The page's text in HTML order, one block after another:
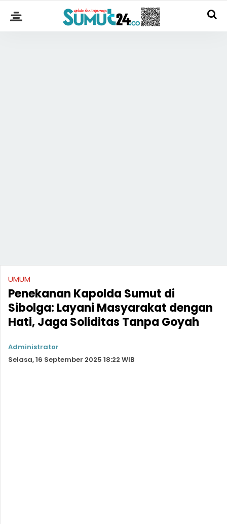
UMUM
Penekanan Kapolda Sumut di
Sibolga: Layani Masyarakat dengan
Hati, Jaga Soliditas Tanpa Goyah
Administrator
Selasa, 16 September 2025 18:22 WIB